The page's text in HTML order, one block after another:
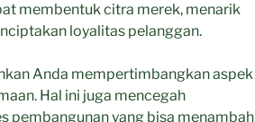
membentuk citra merek, menarik
loyalitas pelanggan.
Anda mempertimbangkan aspek
Hal ini juga mencegah
pembangunan yang bisa menambah